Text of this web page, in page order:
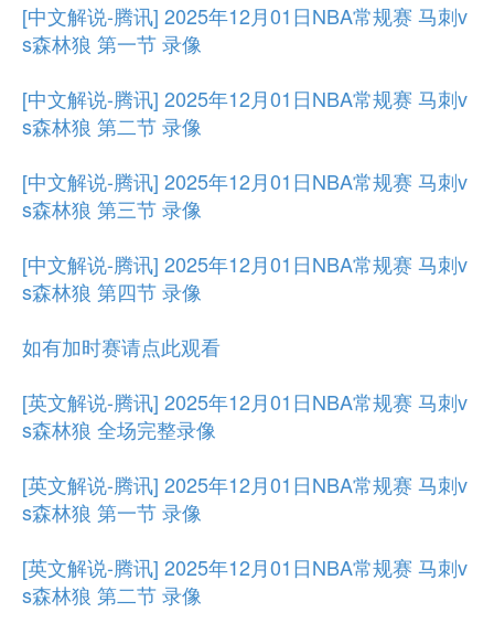
[中文解说-腾讯] 2025年12月01日NBA常规赛 马刺v
s森林狼 第一节 录像
[中文解说-腾讯] 2025年12月01日NBA常规赛 马刺v
s森林狼 第二节 录像
[中文解说-腾讯] 2025年12月01日NBA常规赛 马刺v
s森林狼 第三节 录像
[中文解说-腾讯] 2025年12月01日NBA常规赛 马刺v
s森林狼 第四节 录像
如有加时赛请点此观看
[英文解说-腾讯] 2025年12月01日NBA常规赛 马刺v
s森林狼 全场完整录像
[英文解说-腾讯] 2025年12月01日NBA常规赛 马刺v
s森林狼 第一节 录像
[英文解说-腾讯] 2025年12月01日NBA常规赛 马刺v
s森林狼 第二节 录像